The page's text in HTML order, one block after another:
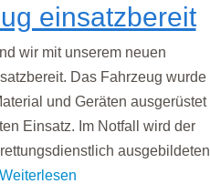
einsatzbereit
wir mit unserem neuen
Das Fahrzeug wurde
und Geräten ausgerüstet
Einsatz. Im Notfall wird der
ausgebildeten
Weiterlesen